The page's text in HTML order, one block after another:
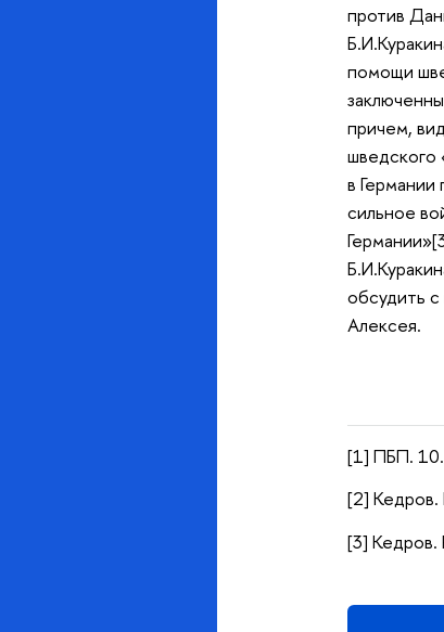
против
помощи
причем,
шведского
в Германии
сильное
обсудить
Алексея.
[1] ПБП.
[2] Кедров.
[3] Кедров.